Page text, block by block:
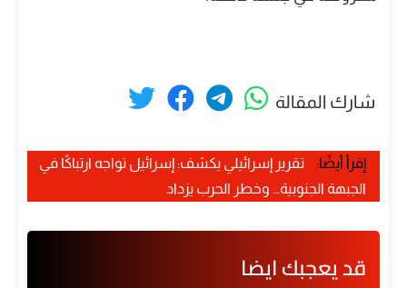
شارك المقالة
إقرأ أيضًا:
تقرير إسرائيلي يكشف: إسرائيل تواجه ارتباكًا في
الجبهة الجنوبية… وخطر الحرب يزداد
قد يعجبك ايضا